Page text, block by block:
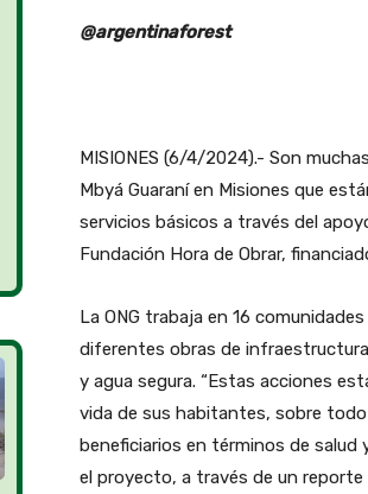
@argentinaforest
MISIONES (6/4/2024).- Son
Mbyá Guaraní en Misiones que
servicios básicos a través del
Fundación Hora de Obrar,
La ONG trabaja en 16
diferentes obras de
y agua segura. “Estas acciones
vida de sus habitantes, sobre
beneficiarios en términos de salud
el proyecto, a través de un